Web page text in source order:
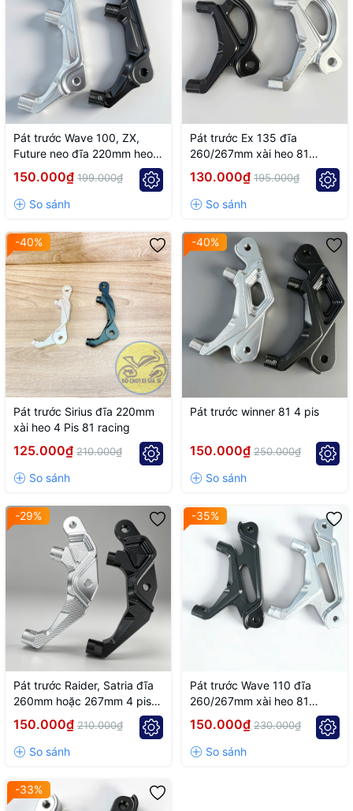
Pát trước Wave 100, ZX,
Future neo đĩa 220mm heo 4
Piston 81
150.000₫ 199.000₫
Pát trước Ex 135 đĩa
260/267mm xài heo 81
Racing
130.000₫ 195.000₫
-40%
Pát trước Sirius đĩa 220mm
xài heo 4 Pis 81 racing
125.000₫ 210.000₫
-40%
Pát trước winner 81 4 pis
150.000₫ 250.000₫
-29%
Pát trước Raider, Satria đĩa
260mm hoặc 267mm 4 pis
81 racing
150.000₫ 210.000₫
-35%
Pát trước Wave 110 đĩa
260/267mm xài heo 81
Racing
150.000₫ 230.000₫
-33%